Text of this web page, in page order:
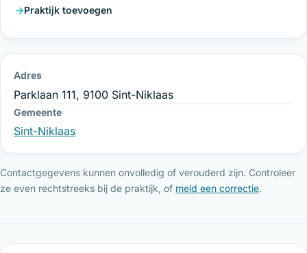
Praktijk toevoegen
Adres
Parklaan 111, 9100 Sint-Niklaas
Gemeente
Sint-Niklaas
Contactgegevens kunnen onvolledig of verouderd zijn. Controleer
ze even rechtstreeks bij de praktijk, of meld een correctie.